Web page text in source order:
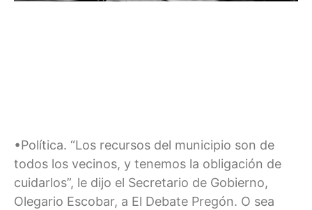
•Política. “Los recursos del municipio son de
todos los vecinos, y tenemos la obligación de
cuidarlos”, le dijo el Secretario de Gobierno,
Olegario Escobar, a El Debate Pregón. O sea